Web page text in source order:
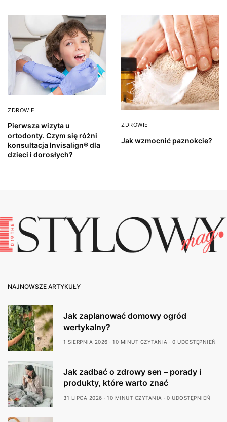
ZDROWIE
Pierwsza wizyta u
ortodonty. Czym się różni
konsultacja Invisalign® dla
dzieci i dorosłych?
ZDROWIE
Jak wzmocnić paznokcie?
NAJNOWSZE ARTYKUŁY
Jak zaplanować domowy ogród
wertykalny?
1 SIERPNIA 2026 10 MINUT CZYTANIA 0 UDOSTĘPNIEŃ
Jak zadbać o zdrowy sen – porady i
produkty, które warto znać
31 LIPCA 2026 10 MINUT CZYTANIA 0 UDOSTĘPNIEŃ